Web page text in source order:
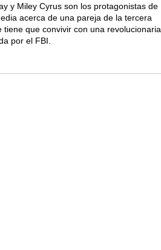
y Miley Cyrus son los protagonistas de
acerca de una pareja de la tercera
tiene que convivir con una revolucionaria
por el FBI.